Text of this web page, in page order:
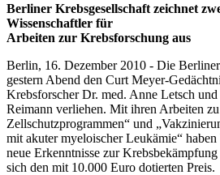
Berliner Krebsgesellschaft zeichnet
Wissenschaftler für
Arbeiten zur Krebsforschung aus
Berlin, 16. Dezember 2010 - Die
gestern Abend den Curt Meyer-
Krebsforscher Dr. med. Anne Letsch
Reimann verliehen. Mit ihren Arbeiten
Zellschutzprogrammen“ und
mit akuter myeloischer Leukämie“
neue Erkenntnisse zur
sich den mit 10.000 Euro dotierten Preis.